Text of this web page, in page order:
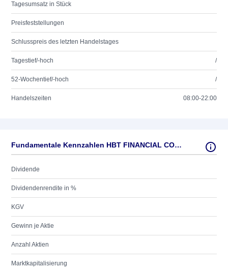
Tagesumsatz in Stück
Preisfeststellungen
Schlusspreis des letzten Handelstages
Tagestief/-hoch /
52-Wochentief/-hoch /
Handelszeiten 08:00-22:00
Fundamentale Kennzahlen HBT FINANCIAL CORP.DL-,01
Dividende
Dividendenrendite in %
KGV
Gewinn je Aktie
Anzahl Aktien
Marktkapitalisierung